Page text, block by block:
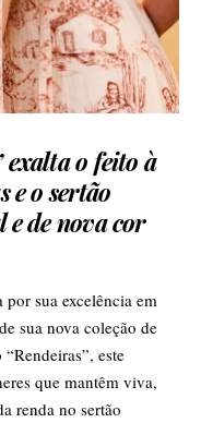
exalta o feito à
e o sertão
e de nova cor
sua excelência em
sua nova coleção de
este
que mantêm viva,
renda no sertão